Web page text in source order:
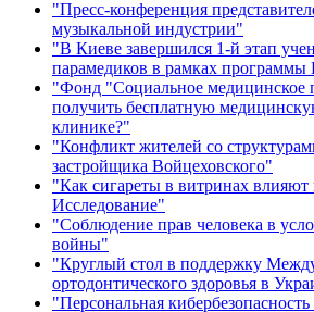
"Пресс-конференция
музыкальной индустрии"
"В Киеве завершился 1-й этап
парамедиков в рамках
"Фонд "Социальное медицинское
получить бесплатную
клинике?"
"Конфликт жителей со
застройщика Войцеховского"
"Как сигареты в витринах влияют
Исследование"
"Соблюдение прав человека в
войны"
"Круглый стол в поддержку
ортодонтического здоровья в
"Персональная